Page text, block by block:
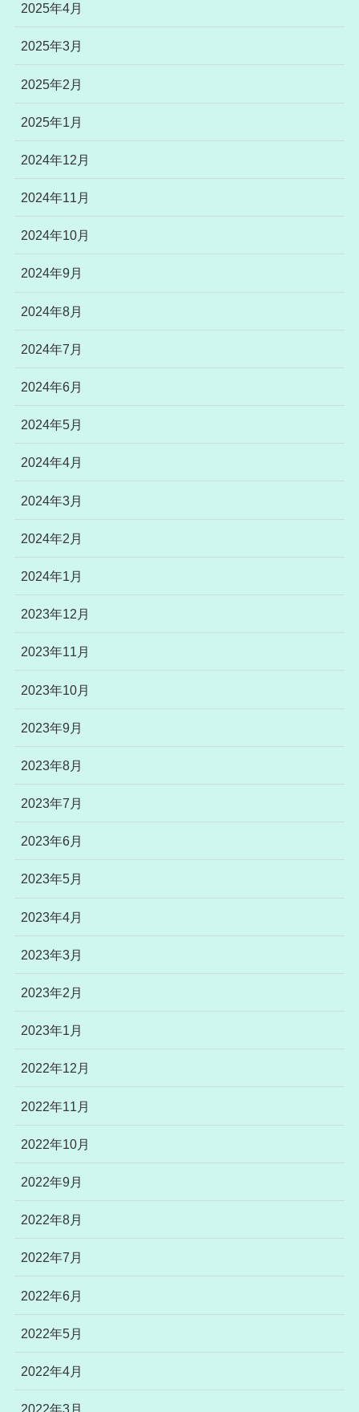
2025年4月
2025年3月
2025年2月
2025年1月
2024年12月
2024年11月
2024年10月
2024年9月
2024年8月
2024年7月
2024年6月
2024年5月
2024年4月
2024年3月
2024年2月
2024年1月
2023年12月
2023年11月
2023年10月
2023年9月
2023年8月
2023年7月
2023年6月
2023年5月
2023年4月
2023年3月
2023年2月
2023年1月
2022年12月
2022年11月
2022年10月
2022年9月
2022年8月
2022年7月
2022年6月
2022年5月
2022年4月
2022年3月